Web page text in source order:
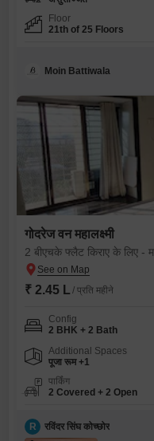
Floor
21th of 25 Floors
Moin Battiwala
गोदरेज वन महालक्ष्मी
2 बीएचके फ्लैट किराए के लिए -
₹ 2.45 L / प्रति महीने
Config
2 BHK + 2 Bath
Additional Spaces
पूजा रूम +1
पार्किंग
2 Covered + 2 Open
R रविंदर सिंघ कोच्छोर